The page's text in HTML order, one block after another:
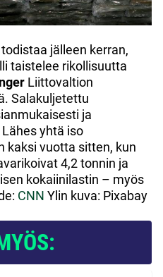
jälleen kerran,
taistelee rikollisuutta
Liittovaltion
Salakuljetettu
ja
yhtä iso
kaksi vuotta sitten, kun
4,2 tonnin ja
kokaiinilastin – myös
CNN Ylin kuva: Pixabay